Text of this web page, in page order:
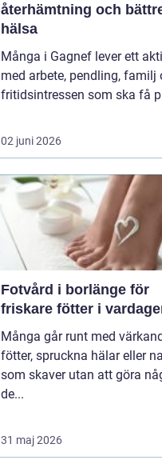
återhämtning och
hälsa
Många i Gagnef lever ett
med arbete, pendling, familj
fritidsintressen som ska få
02 juni 2026
Fotvård i borlänge för
friskare fötter i
Många går runt med
fötter, spruckna hälar eller
som skaver utan att göra
de...
31 maj 2026